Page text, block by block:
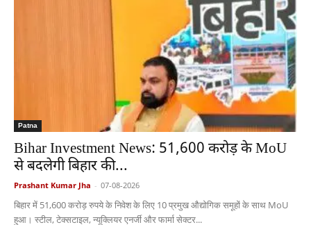
Patna
Bihar Investment News: 51,600 करोड़ के MoU
से बदलेगी बिहार की...
Prashant Kumar Jha - 07-08-2026
बिहार में 51,600 करोड़ रुपये के निवेश के लिए 10 प्रमुख औद्योगिक समूहों के साथ MoU
हुआ। स्टील, टेक्सटाइल, न्यूक्लियर एनर्जी और फार्मा सेक्टर...